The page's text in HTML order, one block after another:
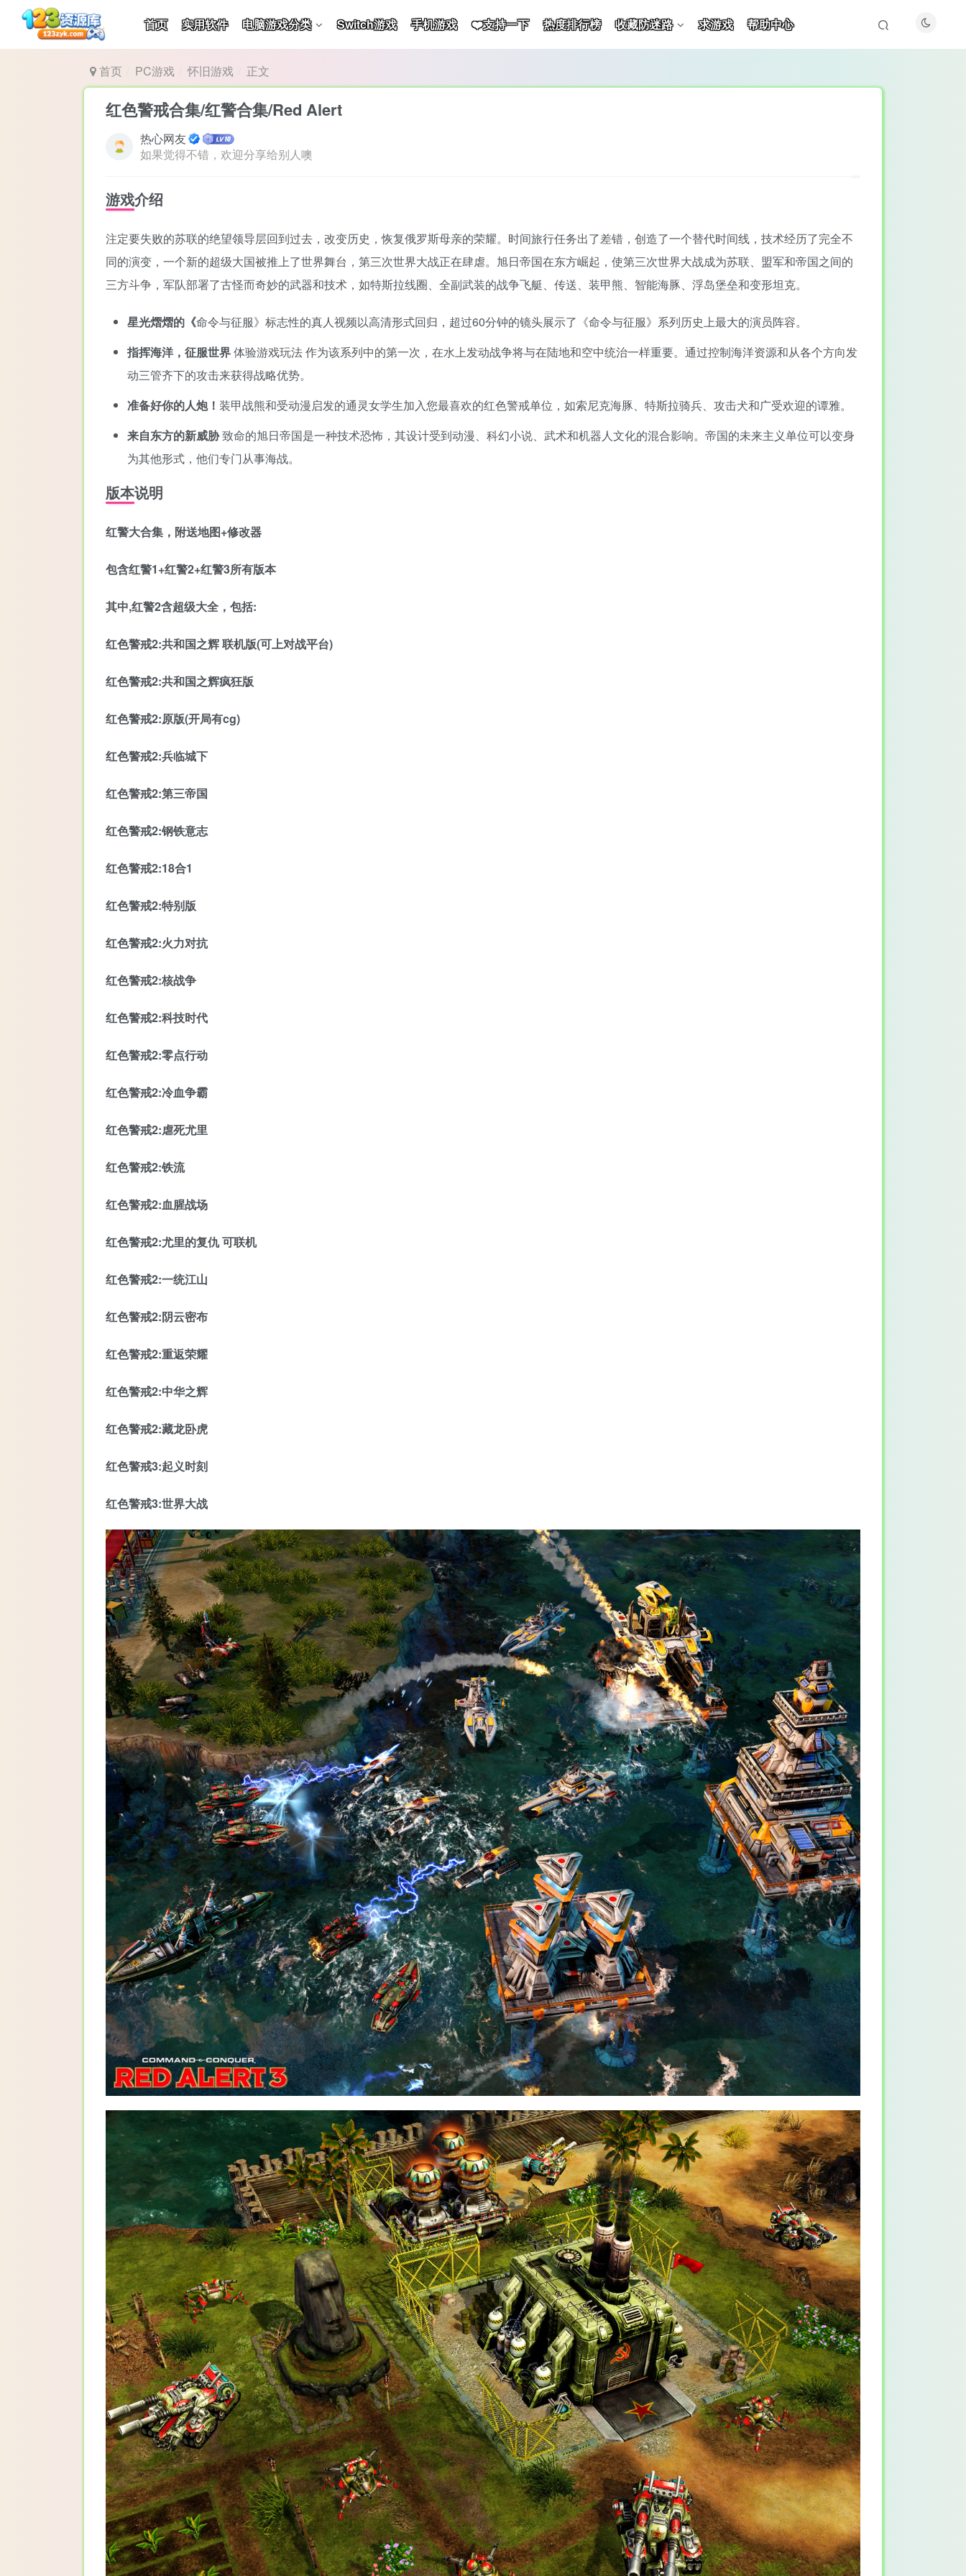
首页 实用软件 电脑游戏分类 Switch游戏 手机游戏 ❤️支持一下 热度排行榜 收藏防迷路 求游戏 帮助中心
首页 PC游戏 怀旧游戏 正文
红色警戒合集/红警合集/Red Alert
热心网友
如果觉得不错，欢迎分享给别人噢
游戏介绍
注定要失败的苏联的绝望领导层回到过去，改变历史，恢复俄罗斯母亲的荣耀。时间旅行任务出了差错，创造了一个替代时间线，技术经历了完全不
同的演变，一个新的超级大国被推上了世界舞台，第三次世界大战正在肆虐。旭日帝国在东方崛起，使第三次世界大战成为苏联、盟军和帝国之间的
三方斗争，军队部署了古怪而奇妙的武器和技术，如特斯拉线圈、全副武装的战争飞艇、传送、装甲熊、智能海豚、浮岛堡垒和变形坦克。
星光熠熠的《命令与征服》标志性的真人视频以高清形式回归，超过60分钟的镜头展示了《命令与征服》系列历史上最大的演员阵容。
指挥海洋，征服世界体验游戏玩法 作为该系列中的第一次，在水上发动战争将与在陆地和空中统治一样重要。通过控制海洋资源和从各个方向发
动三管齐下的攻击来获得战略优势。
准备好你的人炮！ 装甲战熊和受动漫启发的通灵女学生加入您最喜欢的红色警戒单位，如索尼克海豚、特斯拉骑兵、攻击犬和广受欢迎的谭雅。
来自东方的新威胁致命的旭日帝国是一种技术恐怖，其设计受到动漫、科幻小说、武术和机器人文化的混合影响。帝国的未来主义单位可以变身
为其他形式，他们专门从事海战。
版本说明
红警大合集，附送地图+修改器
包含红警1+红警2+红警3所有版本
其中,红警2含超级大全，包括:
红色警戒2:共和国之辉 联机版(可上对战平台)
红色警戒2:共和国之辉疯狂版
红色警戒2:原版(开局有cg)
红色警戒2:兵临城下
红色警戒2:第三帝国
红色警戒2:钢铁意志
红色警戒2:18合1
红色警戒2:特别版
红色警戒2:火力对抗
红色警戒2:核战争
红色警戒2:科技时代
红色警戒2:零点行动
红色警戒2:冷血争霸
红色警戒2:虐死尤里
红色警戒2:铁流
红色警戒2:血腥战场
红色警戒2:尤里的复仇 可联机
红色警戒2:一统江山
红色警戒2:阴云密布
红色警戒2:重返荣耀
红色警戒2:中华之辉
红色警戒2:藏龙卧虎
红色警戒3:起义时刻
红色警戒3:世界大战